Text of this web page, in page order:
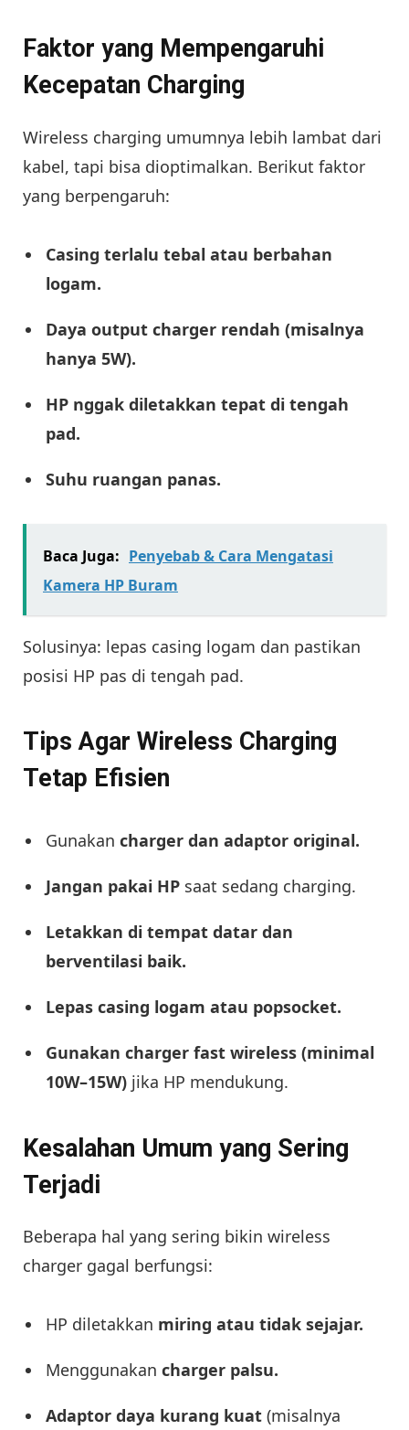
Faktor yang Mempengaruhi
Kecepatan Charging
Wireless charging umumnya lebih lambat dari
kabel, tapi bisa dioptimalkan. Berikut faktor
yang berpengaruh:
Casing terlalu tebal atau berbahan
logam.
Daya output charger rendah (misalnya
hanya 5W).
HP nggak diletakkan tepat di tengah
pad.
Suhu ruangan panas.
Baca Juga: Penyebab & Cara Mengatasi
Kamera HP Buram
Solusinya: lepas casing logam dan pastikan
posisi HP pas di tengah pad.
Tips Agar Wireless Charging
Tetap Efisien
Gunakan charger dan adaptor original.
Jangan pakai HP saat sedang charging.
Letakkan di tempat datar dan
berventilasi baik.
Lepas casing logam atau popsocket.
Gunakan charger fast wireless (minimal
10W–15W) jika HP mendukung.
Kesalahan Umum yang Sering
Terjadi
Beberapa hal yang sering bikin wireless
charger gagal berfungsi:
HP diletakkan miring atau tidak sejajar.
Menggunakan charger palsu.
Adaptor daya kurang kuat (misalnya